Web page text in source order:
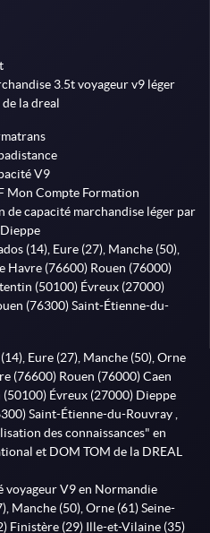
3.5t voyageur v9 léger
la dreal
V9
Mon Compte Formation
de capacité marchandise léger par
(14), Eure (27), Manche (50),
Havre (76600) Rouen (76000)
(50100) Évreux (27000)
(76300) Saint-Étienne-du-
Eure (27), Manche (50), Orne
(76600) Rouen (76000) Caen
Évreux (27000) Dieppe
Saint-Étienne-du-Rouvray ,
des connaissances" en
et DOM TOM de la DREAL
voyageur V9 en Normandie
Manche (50), Orne (61) Seine-
Finistère (29) Ille-et-Vilaine (35)